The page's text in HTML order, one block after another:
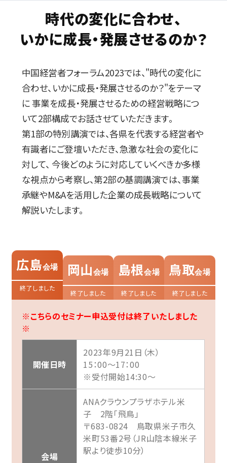
時代の変化に合わせ、
いかに成長・発展させるのか？
中国経営者フォーラム2023では、"時代の変化に
合わせ、いかに成長・発展させるのか？"をテーマ
に事業を成長・発展させるための経営戦略につ
いて2部構成でお話させていただきます。
第1部の特別講演では、各県を代表する経営者や
有識者にご登壇いただき、急激な社会の変化に
対して、 今後どのように対応していくべきか多様
な視点から考察し、第2部の基調講演では、事業
承継やM&Aを活用した企業の成長戦略について
解説いたします。
広島会場
終了しました
岡山会場
終了しました
島根会場
終了しました
鳥取会場
終了しました
※こちらのセミナー申込受付は終了いたしました
※
開催日時
2023年9月21日（木）
15：00～17：00
※受付開始14:30～
会場
ANAクラウンプラザホテル米
子 2階「飛鳥」
〒683-0824 鳥取県米子市久
米町53番2号（JR山陰本線米子
駅より徒歩10分）